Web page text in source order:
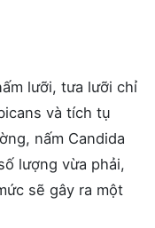
lưỡi, tưa lưỡi chỉ
và tích tụ
nấm Candida
lượng vừa phải,
sẽ gây ra một